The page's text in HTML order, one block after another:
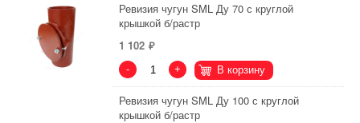
Ревизия чугун SML Ду 70 с круглой
крышкой б/растр
1 102
- + В корзину
Ревизия чугун SML Ду 100 с круглой
крышкой б/растр